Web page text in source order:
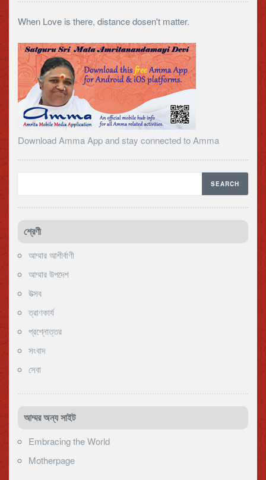
When Love is there, distance dosen't matter.
Download Amma App and stay connected to Amma
শ্রেণী
আম্মার আশীর্বাণী
আম্মার উপদেশ
উত্সব
ত্রাণকার্য
প্রশ্নোত্তর
সংবাদ
সেবা
আম্মর অন্য সাইট
Embracing the World
Motherpage